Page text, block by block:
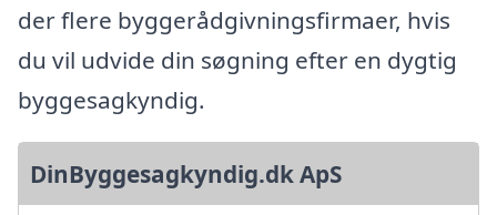
der flere byggerådgivningsfirmaer, hvis
du vil udvide din søgning efter en dygtig
byggesagkyndig.
DinByggesagkyndig.dk ApS